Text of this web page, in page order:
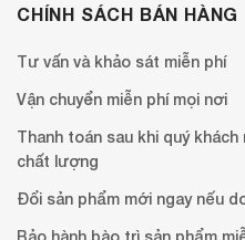
CHÍNH SÁCH BÁN HÀNG
Tư vấn và khảo sát miễn phí
Vận chuyển miễn phí mọi nơi
Thanh toán sau khi quý
chất lượng
Đổi sản phẩm mới ngay nếu
Bảo hành bào trì sản phẩm